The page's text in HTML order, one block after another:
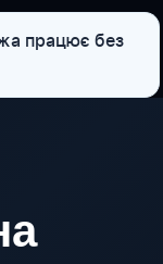
працює без